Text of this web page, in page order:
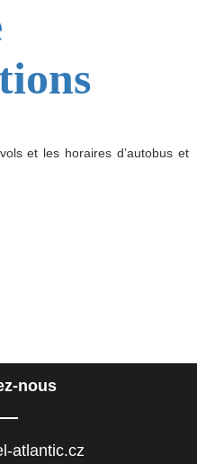
et les horaires d’autobus et
nous
atlantic.cz